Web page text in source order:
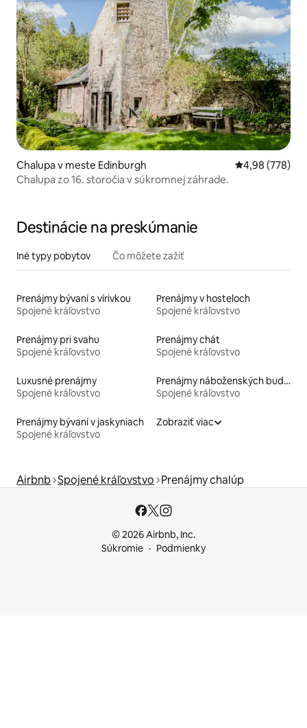
Chalupa v meste Edinburgh Priemerné
4,98 (778)
Chalupa zo 16. storočia v súkromnej záhrade.
Destinácie na preskúmanie
Iné typy pobytov Čo môžete zažiť
Prenájmy bývaní s vírivkou
Spojené kráľovstvo
Prenájmy v hosteloch
Spojené kráľovstvo
Prenájmy pri svahu
Spojené kráľovstvo
Prenájmy chát
Spojené kráľovstvo
Luxusné prenájmy
Spojené kráľovstvo
Prenájmy náboženských budov
Spojené kráľovstvo
Prenájmy bývaní v jaskyniach
Spojené kráľovstvo
Zobraziť viac
Airbnb Spojené kráľovstvo Prenájmy chalúp
© 2026 Airbnb, Inc.
Súkromie
Podmienky